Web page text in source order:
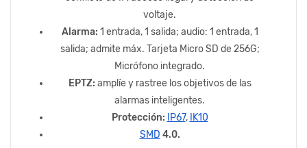
voltaje.
Alarma: 1 entrada, 1 salida; audio: 1 entrada, 1
salida; admite máx. Tarjeta Micro SD de 256G;
Micrófono integrado.
EPTZ: amplíe y rastree los objetivos de las
alarmas inteligentes.
Protección: IP67, IK10
SMD 4.0.